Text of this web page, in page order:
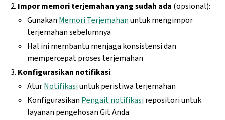
Impor memori terjemahan yang sudah ada (opsional):
Gunakan Memori Terjemahanuntuk mengimpor
terjemahan sebelumnya
Hal ini membantu menjaga konsistensi dan
mempercepat proses terjemahan
Konfigurasikan notifikasi:
AturNotifikasiuntuk peristiwa terjemahan
Konfigurasikan Pengait notifikasi repositori untuk
layanan pengehosan Git Anda